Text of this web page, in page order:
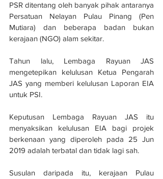
PSR ditentang oleh banyak pihak antaranya
Persatuan Nelayan Pulau Pinang (Pen
Mutiara) dan beberapa badan bukan
kerajaan (NGO) alam sekitar.
Tahun lalu, Lembaga Rayuan JAS
mengetepikan kelulusan Ketua Pengarah
JAS yang memberi kelulusan Laporan EIA
untuk PSI.
Keputusan Lembaga Rayuan JAS itu
menyaksikan kelulusan EIA bagi projek
berkenaan yang diperoleh pada 25 Jun
2019 adalah terbatal dan tidak lagi sah.
Susulan daripada itu, kerajaan Pulau